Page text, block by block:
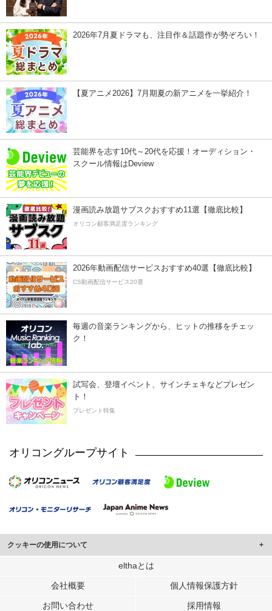
2026年7月夏ドラマも、注目作＆話題作が勢ぞろい！
【夏アニメ2026】7月期夏の新アニメを一挙紹介！
芸能界を志す10代～20代を応援！オーディション・
スクール情報はDeview
漫画読み放題サブスクおすすめ11選【徹底比較】
オリコン顧客満足度ランキング
2026年動画配信サービスおすすめ40選【徹底比較】
CS動画配信サービス20選
毎週の音楽ランキングから、ヒットの推移をチェッ
ク！
試写会、登壇イベント、サインチェキなどプレゼン
ト！
プレゼント特集
オリコングループサイト
クッキーの使用について
このサイトでは Cookie を使用して、ユーザーに合わせたコンテンツや広告の
行っています。
メディアや広告配信、データ解析の各パートナーに提供しています。
elthaとは
会社概要 個人情報保護方針
お問い合わせ 採用情報